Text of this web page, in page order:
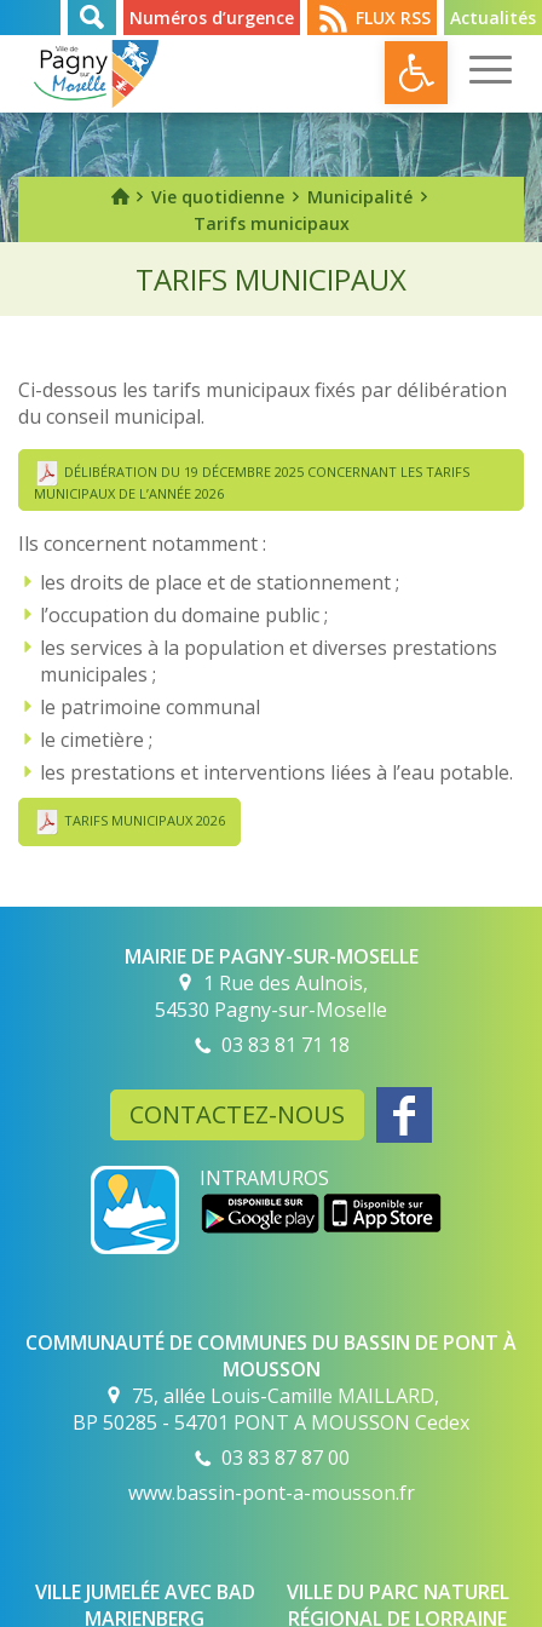
Ouvrir
Numéros d’urgence FLUX RSS Actualités
Vie quotidienne
Municipalité
Tarifs municipaux
TARIFS MUNICIPAUX
Ci-dessous les tarifs municipaux fixés par délibération
du conseil municipal.
DÉLIBÉRATION DU 19 DÉCEMBRE 2025 CONCERNANT LES TARIFS
MUNICIPAUX DE L’ANNÉE 2026
Ils concernent notamment :
les droits de place et de stationnement ;
l’occupation du domaine public ;
les services à la population et diverses prestations
municipales ;
le patrimoine communal
le cimetière ;
les prestations et interventions liées à l’eau potable.
TARIFS MUNICIPAUX 2026
MAIRIE DE PAGNY-SUR-MOSELLE
1 Rue des Aulnois,
54530 Pagny-sur-Moselle
03 83 81 71 18
CONTACTEZ-NOUS
INTRAMUROS
COMMUNAUTÉ DE COMMUNES DU BASSIN DE PONT À
MOUSSON
75, allée Louis-Camille MAILLARD,
BP 50285 - 54701 PONT A MOUSSON Cedex
03 83 87 87 00
www.bassin-pont-a-mousson.fr
VILLE JUMELÉE AVEC BAD
MARIENBERG
VILLE DU PARC NATUREL
RÉGIONAL DE LORRAINE